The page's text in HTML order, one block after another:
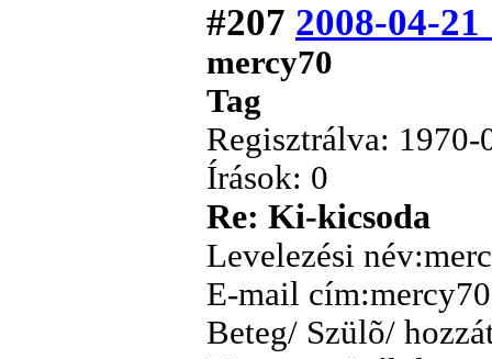
#207 2008-04-21
mercy70
Tag
Regisztrálva: 1970-
Írások: 0
Re: Ki-kicsoda
Levelezési
E-mail
Beteg/ Szülõ/